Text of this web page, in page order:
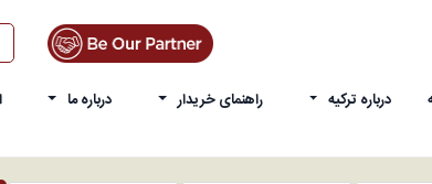
درباره ترکیه راهنمای خریدار درباره ما